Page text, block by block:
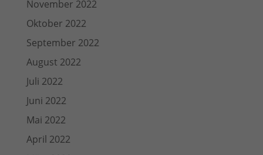
November 2022
Oktober 2022
September 2022
August 2022
Juli 2022
Juni 2022
Mai 2022
April 2022